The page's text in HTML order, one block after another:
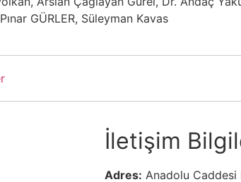
Pınar GÜRLER, Süleyman Kavas
İletişim
Adres: Anadolu Caddesi